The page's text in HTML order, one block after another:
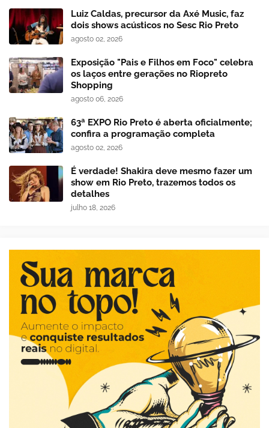
Luiz Caldas, precursor da Axé Music, faz
dois shows acústicos no Sesc Rio Preto
agosto 02, 2026
Exposição "Pais e Filhos em Foco" celebra
os laços entre gerações no Riopreto
Shopping
agosto 06, 2026
63ª EXPO Rio Preto é aberta oficialmente;
confira a programação completa
agosto 02, 2026
É verdade! Shakira deve mesmo fazer um
show em Rio Preto, trazemos todos os
detalhes
julho 18, 2026